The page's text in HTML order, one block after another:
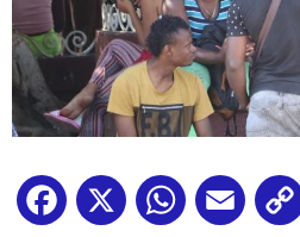
Facebook
X WhatsApp
Email